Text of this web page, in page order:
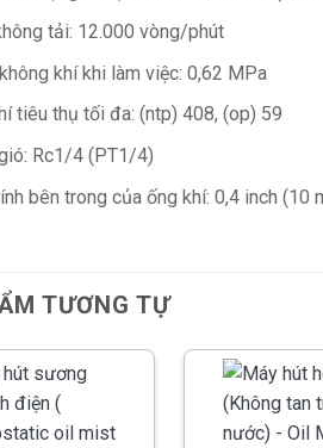
tải: 12.000 vòng/phút
khí khi làm việc: 0,62 MPa
tiêu thụ tối đa: (ntp) 408, (op) 59
Rc1/4 (PT1/4)
bên trong của ống khí: 0,4 inch (10
TƯƠNG TỰ